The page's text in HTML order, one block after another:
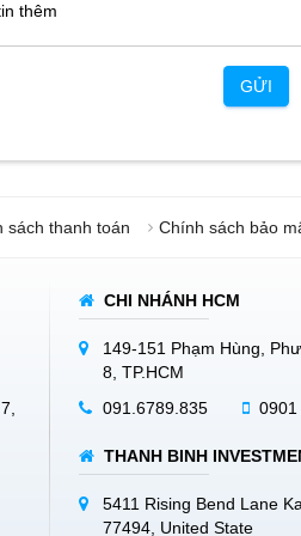
GỬI
sách thanh toán Chính sách bảo
CHI NHÁNH HCM
149-151 Phạm Hùng,
8, TP.HCM
091.6789.835
0901
THANH BINH
5411 Rising Bend Lane
77494, United State